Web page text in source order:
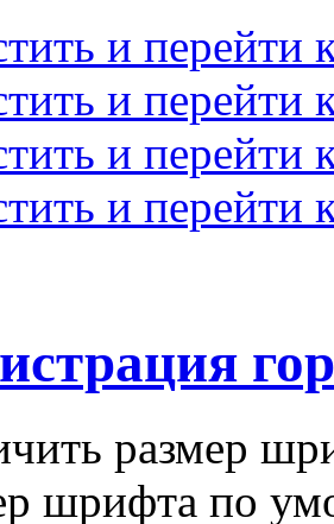
и перейти
и перейти
и перейти
и перейти